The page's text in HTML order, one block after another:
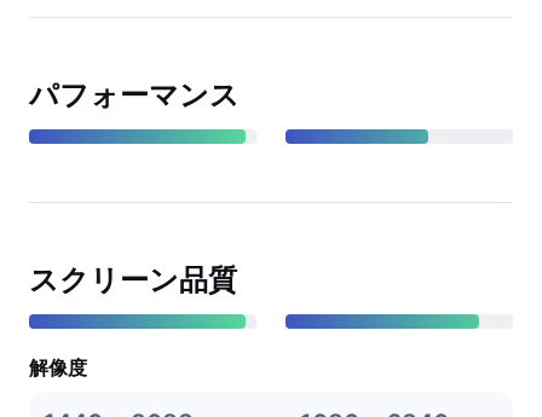
パフォーマンス
スクリーン品質
解像度